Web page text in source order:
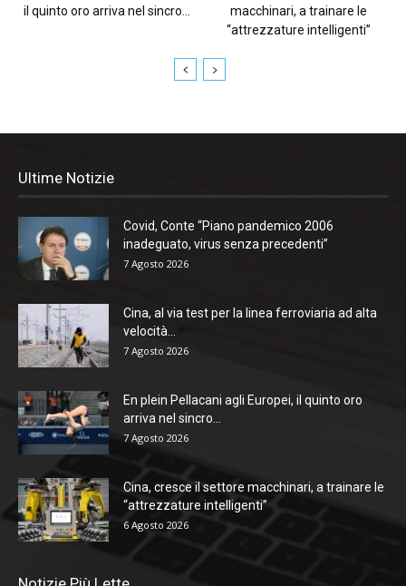
il quinto oro arriva nel sincro...
macchinari, a trainare le
“attrezzature intelligenti”
Ultime Notizie
Covid, Conte “Piano pandemico 2006
inadeguato, virus senza precedenti”
7 Agosto 2026
Cina, al via test per la linea ferroviaria ad alta
velocità...
7 Agosto 2026
En plein Pellacani agli Europei, il quinto oro
arriva nel sincro...
7 Agosto 2026
Cina, cresce il settore macchinari, a trainare le
“attrezzature intelligenti”
6 Agosto 2026